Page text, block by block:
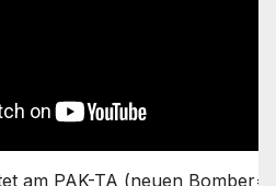
am PAK-TA (neuen